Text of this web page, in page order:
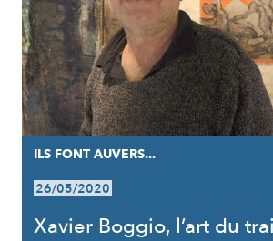
ILS FONT AUVERS...
26/05/2020
Xavier Boggio, l’art du